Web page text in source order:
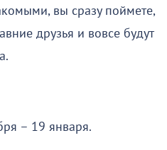
вы сразу поймете,
друзья и вовсе будут
– 19 января.